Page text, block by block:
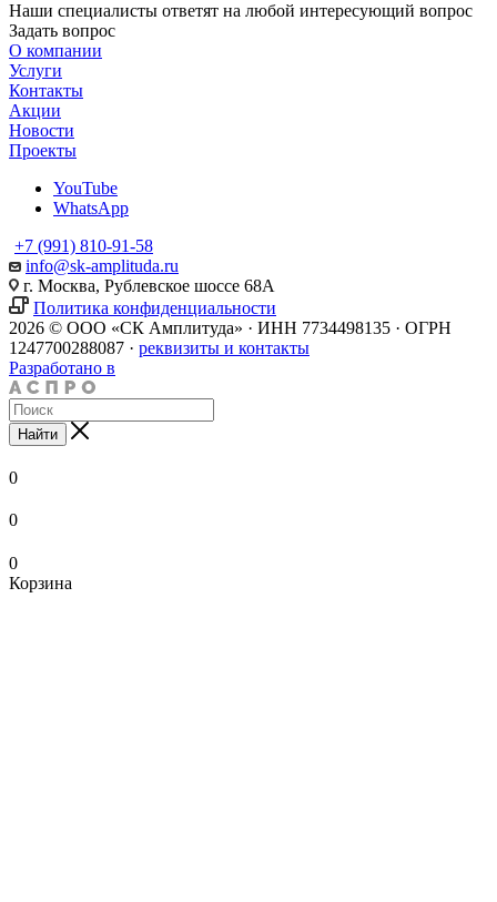
Наши специалисты ответят на любой интересующий вопрос
Задать вопрос
О компании
Услуги
Контакты
Акции
Новости
Проекты
YouTube
WhatsApp
+7 (991) 810-91-58
info@sk-amplituda.ru
г. Москва, Рублевское шоссе 68А
Политика конфиденциальности
2026 © ООО «СК Амплитуда» · ИНН 7734498135 · ОГРН
1247700288087 · реквизиты и контакты
Разработано в
Найти
0
0
0
Корзина